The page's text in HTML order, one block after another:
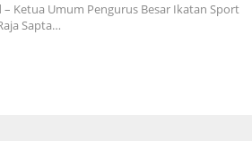
Ketua Umum Pengurus Besar Ikatan Sport
Sapta…